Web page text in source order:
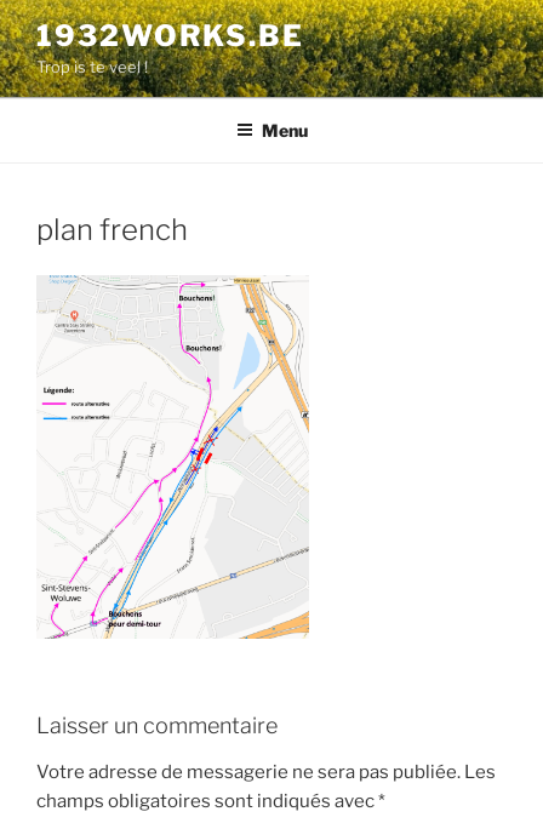
Aller
au
contenu
principal
1932WORKS.BE
Trop is te veel !
Menu
plan french
Laisser un commentaire
Votre adresse de messagerie ne sera pas publiée. Les
champs obligatoires sont indiqués avec*